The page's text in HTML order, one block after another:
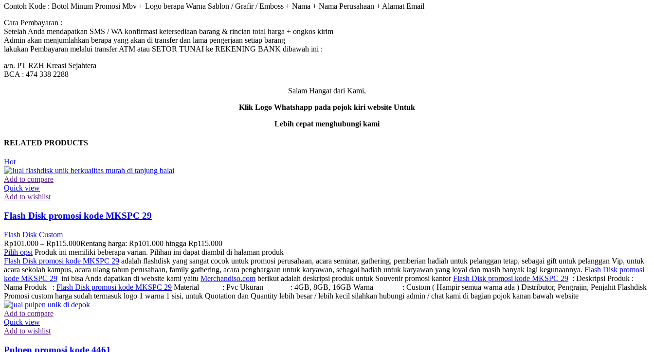
Contoh Kode : Botol Minum Promosi Mbv + Logo berapa Warna Sablon / Grafir / Emboss + Nama + Nama Perusahaan + Alamat Email
Cara Pembayaran :
Setelah Anda mendapatkan SMS / WA konfirmasi ketersediaan barang & rincian total harga + ongkos kirim
Admin akan menjumlahkan berapa yang akan di transfer dan lama pengerjaan setiap barang
lakukan Pembayaran melalui transfer ATM atau SETOR TUNAI ke REKENING BANK dibawah ini :
a/n. PT RZH Kreasi Sejahtera
BCA : 474 338 2288
Salam Hangat dari Kami,
Klik Logo Whatshapp pada pojok kiri website Untuk
Lebih cepat menghubungi kami
RELATED PRODUCTS
Hot
Add to compare
Quick view
Add to wishlist
Flash Disk promosi kode MKSPC 29
Flash Disk Custom
Rp101.000 – Rp115.000Rentang harga: Rp101.000 hingga Rp115.000
Pilih opsi Produk ini memiliki beberapa varian. Pilihan ini dapat diambil di halaman produk
Flash Disk promosi kode MKSPC 29 adalah flashdisk yang sangat cocok untuk promosi perusahaan, acara seminar, gathering, pemberian hadiah untuk pelanggan tetap, sebagai gift untuk pelanggan Vip, untuk
acara sekolah kampus, acara ulang tahun perusahaan, family gathering, acara penghargaan untuk karyawan, sebagai hadiah untuk karyawan yang loyal dan masih banyak lagi kegunaannya. Flash Disk promosi
kode MKSPC 29 ini bisa Anda dapatkan di website kami yaitu Merchandiso.com berikut adalah deskripsi produk untuk Souvenir promosi kantorFlash Disk promosi kode MKSPC 29 : Deskripsi Produk :
Nama Produk : Flash Disk promosi kode MKSPC 29 Material : Pvc Ukuran : 4GB, 8GB, 16GB Warna : Custom ( Hampir semua warna ada ) Distributor, Pengrajin, Penjahit Flashdisk
Promosi custom harga sudah termasuk logo 1 warna 1 sisi, untuk Quotation dan Quantity lebih besar / lebih kecil silahkan hubungi admin / chat kami di bagian pojok kanan bawah website
Add to compare
Quick view
Add to wishlist
Pulpen promosi kode 4461